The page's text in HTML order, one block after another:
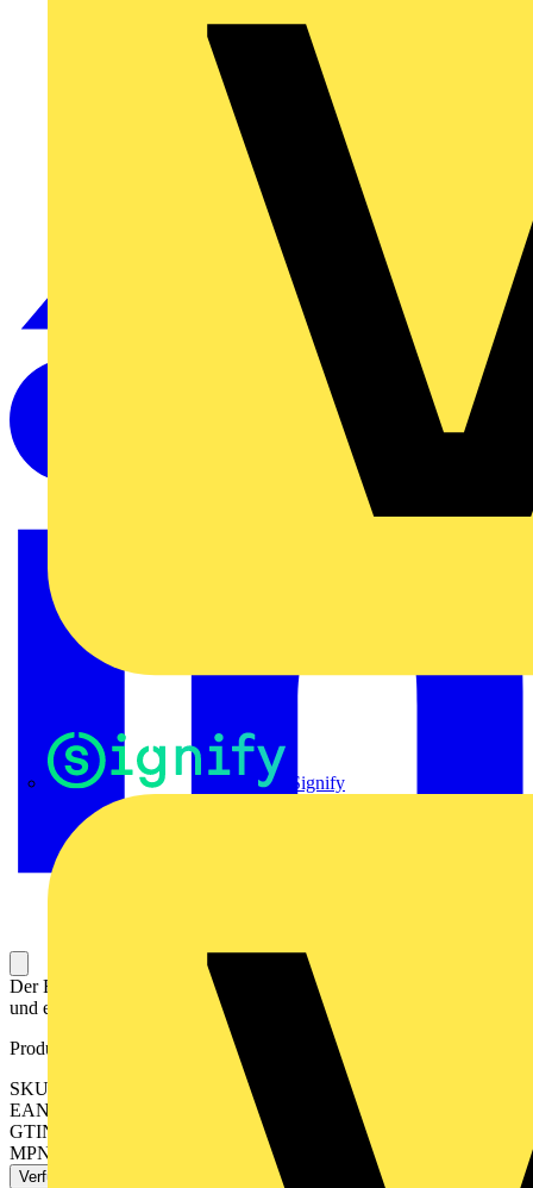
Signify
Der Feldbuskoppler ist die Schnittstelle zwischen dem Systembus
und einem Feldbusprotokoll. Er versorgt die I/O-Module mit Strom.
Produktkennzeichen
SKU: 2566380000
EAN: 04050118576030
GTIN: 04050118576030
MPN: UR20-FBC-PN-IRT-V2
Verfügbar: 1 Händler